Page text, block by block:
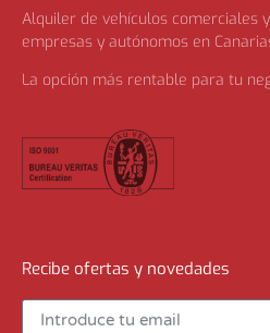
Alquiler de vehículos comerciales
empresas y autónomos en
La opción más rentable para tu
Recibe ofertas y novedades